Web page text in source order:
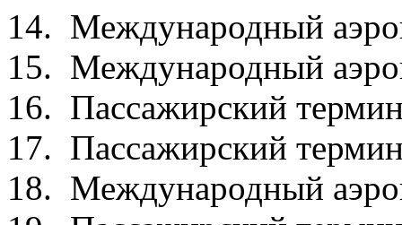
14. Международный
15. Международный
16. Пассажирский
17. Пассажирский
18. Международный